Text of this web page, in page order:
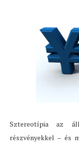
Sztereotípia az
részvényekkel – és